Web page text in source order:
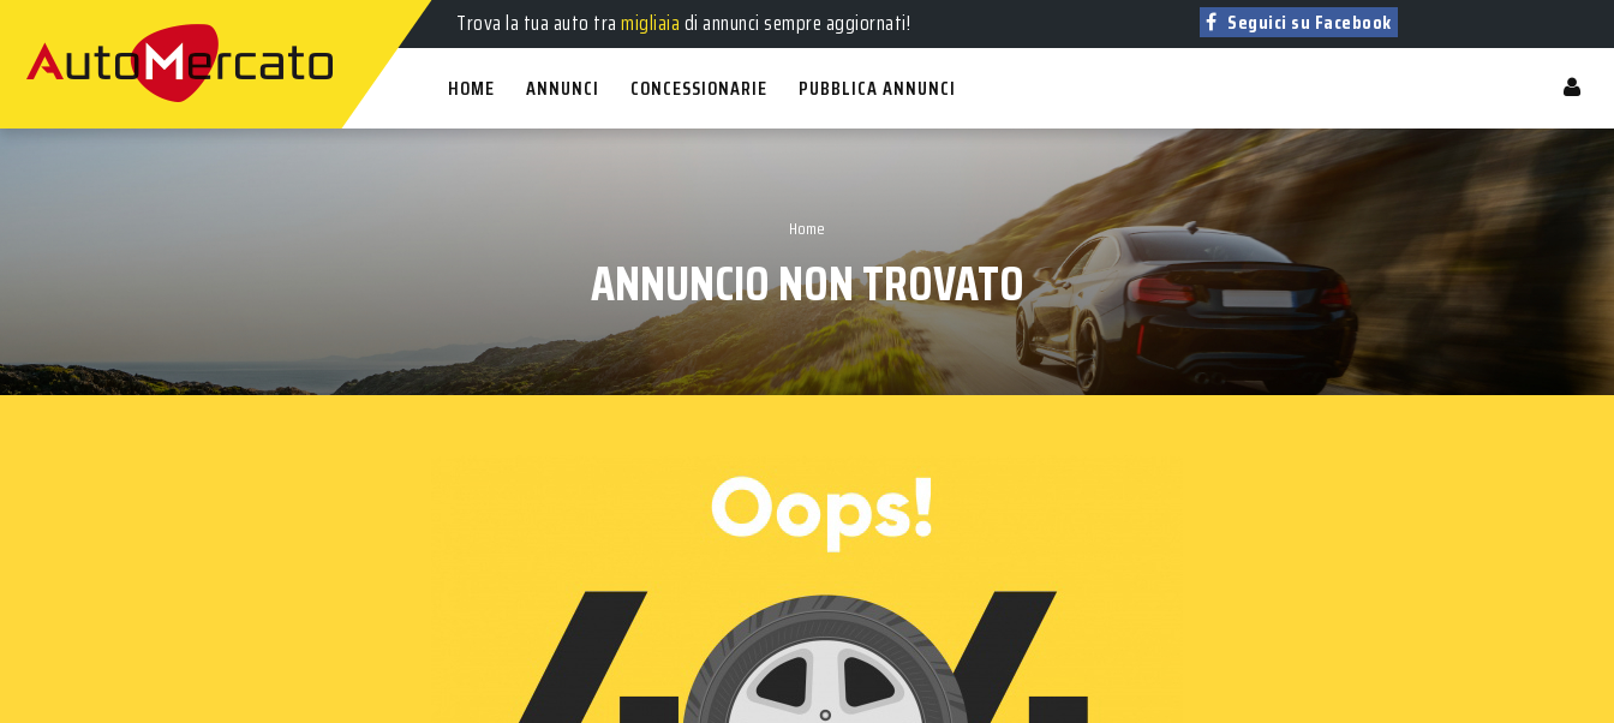
Trova la tua auto tramigliaiadi annunci sempre aggiornati! Seguici su Facebook
HOME ANNUNCI CONCESSIONARIE PUBBLICA ANNUNCI
Home
ANNUNCIO NON TROVATO